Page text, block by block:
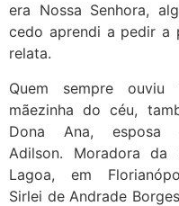
era Nossa Senhora,
cedo aprendi a pedir a
relata.
Quem sempre ouviu
mãezinha do céu,
Dona Ana, esposa
Adilson. Moradora da
Lagoa, em
Sirlei de Andrade